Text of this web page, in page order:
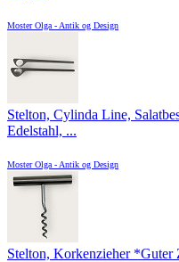
Moster Olga - Antik og Design
Stelton, Cylinda Line,
Edelstahl, ...
Moster Olga - Antik og Design
Stelton, Korkenzieher *Guter